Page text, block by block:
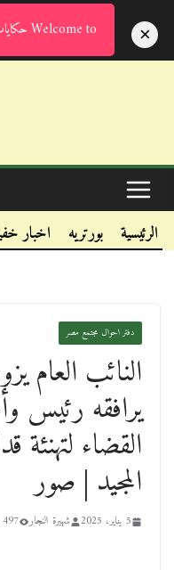
الرئيسية بورتريه اخبار
دفتر احوال مجتمع مصر
النائب العام
يرافقه رئيس
القضاء لتهنئة
المجيد | صور
5 يناير، 2025 شهيرة النجار 497 Views
Welcome to حكايات شهيرة النجار ×